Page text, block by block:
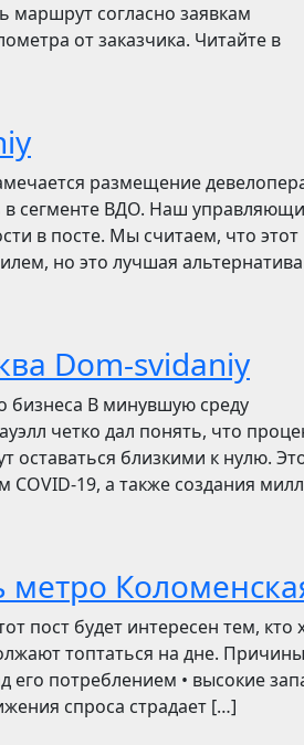
маршрут согласно заявкам
от заказчика. Читайте в
размещение
в сегменте ВДО. Наш
в посте. Мы считаем, что этот
но это лучшая альтернатива
Dom-svidaniy
бизнеса В минувшую среду
четко дал понять, что
близкими к нулю.
19, а также создания
метро
будет интересен тем, кто
топтаться на дне. Причины
потреблением • высокие
спроса страдает […]